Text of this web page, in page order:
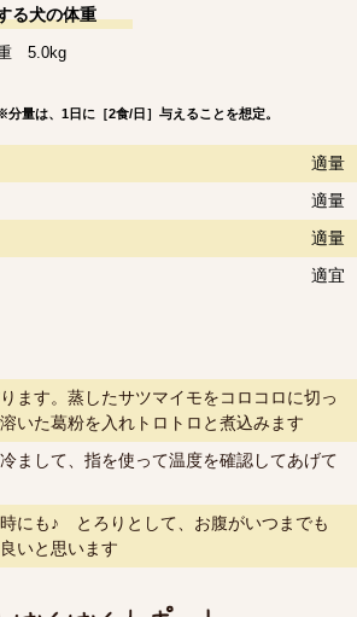
る犬の体重
重 5.0kg
分量は、1日に［2食/日］与えることを想定。
適量
適量
適量
適宜
ます。蒸したサツマイモをコロコロに切っ
いた葛粉を入れトロトロと煮込みます
まして、指を使って温度を確認してあげて
にも♪ とろりとして、お腹がいつまでも
いと思います